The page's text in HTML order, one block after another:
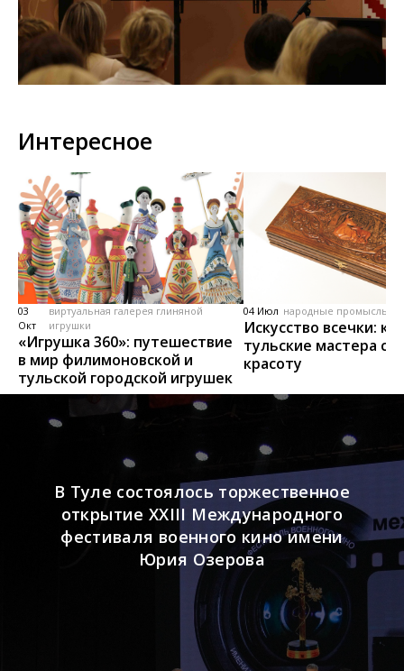
Интересное
03
Окт
виртуальная галерея глиняной
игрушки
«Игрушка 360»: путешествие
в мир филимоновской и
тульской городской игрушек
04 Июл народные промыслы,
Искусство всечки: как
тульские мастера
красоту
В Туле состоялось торжественное
открытие XXIII Международного
фестиваля военного кино имени
Юрия Озерова